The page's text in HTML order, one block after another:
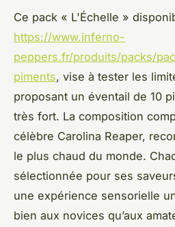
Ce pack « L'Échelle »
https://www.inferno-
peppers.fr/produits/packs/
piments, vise à tester les
proposant un éventail de 10
très fort. La composition
célèbre Carolina Reaper,
le plus chaud du monde.
sélectionnée pour ses
une expérience sensorielle
bien aux novices qu’aux